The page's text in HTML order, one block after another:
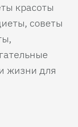
красоты
советы
жизни для